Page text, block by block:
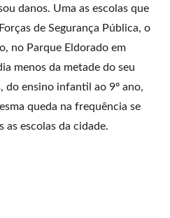
danos. Uma as escolas que
de Segurança Pública, o
no Parque Eldorado em
menos da metade do seu
do ensino infantil ao 9º ano,
queda na frequência se
as escolas da cidade.